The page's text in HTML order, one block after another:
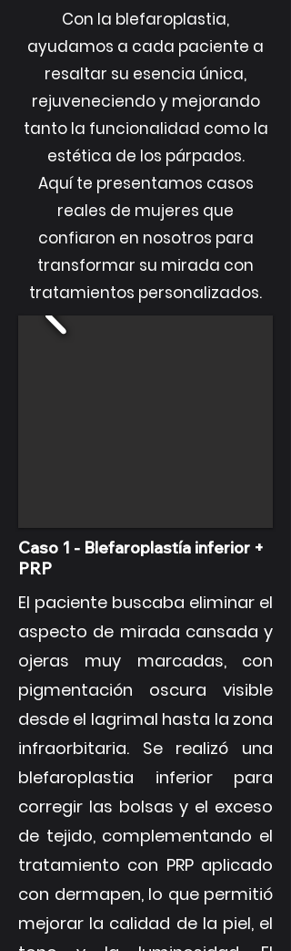
Con la blefaroplastia,
ayudamos a cada paciente a
resaltar su esencia única,
rejuveneciendo y mejorando
tanto la funcionalidad como la
estética de los párpados.
Aquí te presentamos casos
reales de mujeres que
confiaron en nosotros para
transformar su mirada con
tratamientos personalizados.
Caso 1 - Blefaroplastía inferior +
PRP
El paciente buscaba eliminar el
aspecto de mirada cansada y
ojeras muy marcadas, con
pigmentación oscura visible
desde el lagrimal hasta la zona
infraorbitaria. Se realizó una
blefaroplastia inferior para
corregir las bolsas y el exceso
de tejido, complementando el
tratamiento con PRP aplicado
con dermapen, lo que permitió
mejorar la calidad de la piel, el